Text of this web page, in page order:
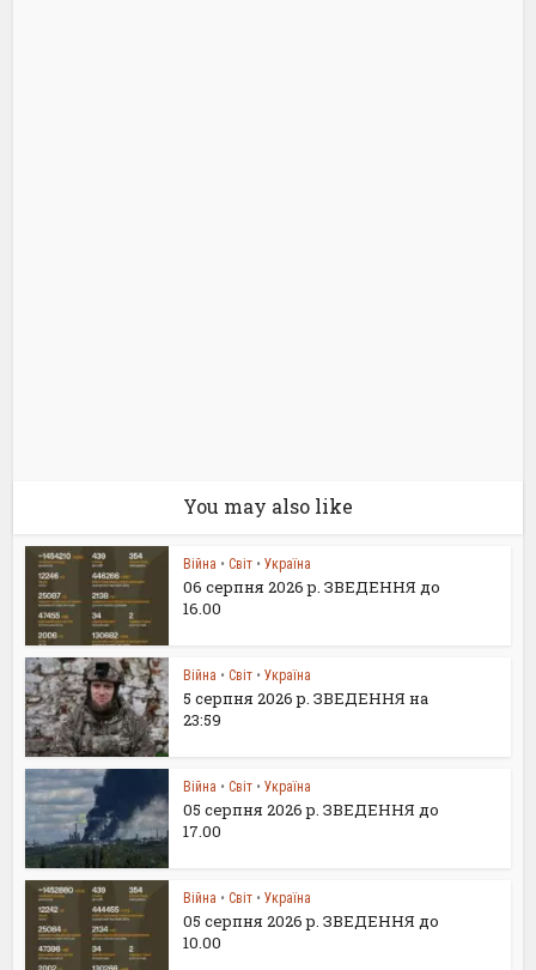
You may also like
Війна • Світ • Україна
06 серпня 2026 р. ЗВЕДЕННЯ до
16.00
Війна • Світ • Україна
5 серпня 2026 р. ЗВЕДЕННЯ на
23:59
Війна • Світ • Україна
05 серпня 2026 р. ЗВЕДЕННЯ до
17.00
Війна • Світ • Україна
05 серпня 2026 р. ЗВЕДЕННЯ до
10.00